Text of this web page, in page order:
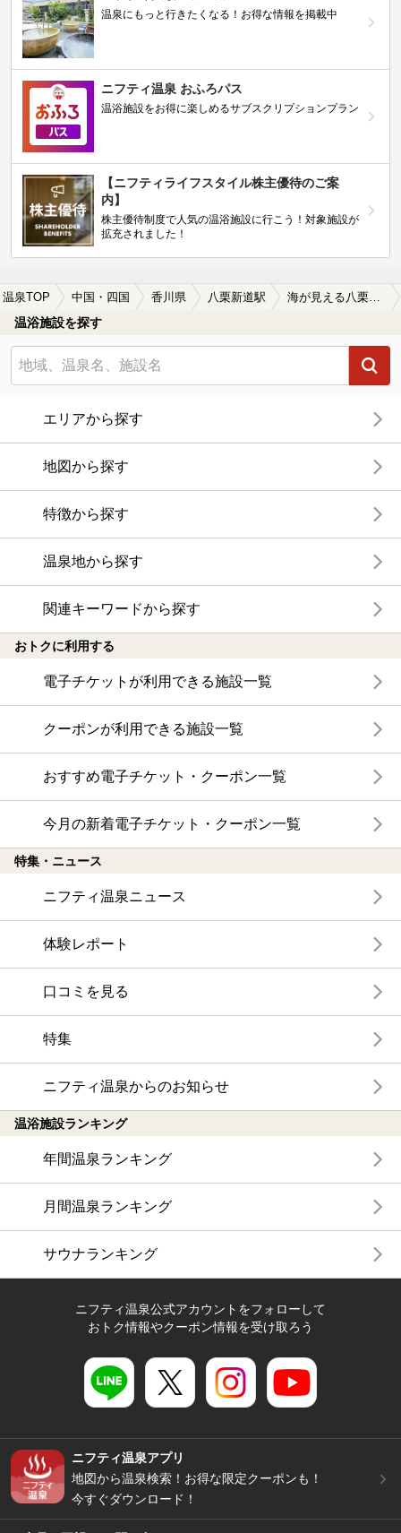
温泉にもっと行きたくなる！お得な情報を掲載中
ニフティ温泉 おふろパス
温浴施設をお得に楽しめるサブスクリプションプラン
【ニフティライフスタイル株主優待のご案
内】
株主優待制度で人気の温浴施設に行こう！対象施設が
拡充されました！
温泉TOP 中国・四国 香川県 八栗新道駅 海が見える八栗新道駅近くの温泉、日帰り温泉、スーパー銭湯おすすめ
温浴施設を探す
エリアから探す
地図から探す
特徴から探す
温泉地から探す
関連キーワードから探す
おトクに利用する
電子チケットが利用できる施設一覧
クーポンが利用できる施設一覧
おすすめ電子チケット・クーポン一覧
今月の新着電子チケット・クーポン一覧
特集・ニュース
ニフティ温泉ニュース
体験レポート
口コミを見る
特集
ニフティ温泉からのお知らせ
温浴施設ランキング
年間温泉ランキング
月間温泉ランキング
サウナランキング
ニフティ温泉公式アカウントをフォローして
おトク情報やクーポン情報を受け取ろう
ニフティ温泉アプリ
地図から温泉検索！お得な限定クーポンも！
今すぐダウンロード！